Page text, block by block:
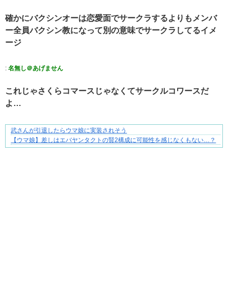
確かにバクシンオーは恋愛面でサークラするよりもメンバ
ー全員バクシン教になって別の意味でサークラしてるイメ
ージ
: 名無し＠あげません
これじゃさくらコマースじゃなくてサークルコワースだ
よ…
【マンガ】バラシ屋トシヤの漫画セレクション
武さんが引退したらウマ娘に実装されそう
【ウマ娘】差しはエバヤンタクトの賢2構成に可能性を感じなくもない…？